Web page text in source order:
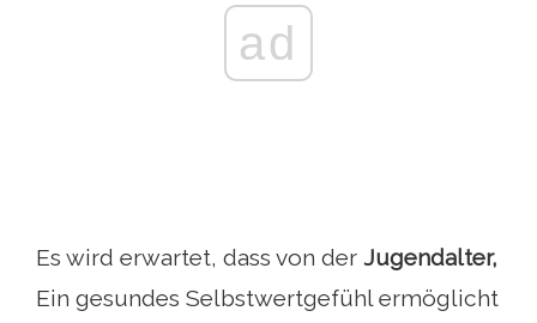
ad
Es wird erwartet, dass von der Jugendalter,
Ein gesundes Selbstwertgefühl ermöglicht